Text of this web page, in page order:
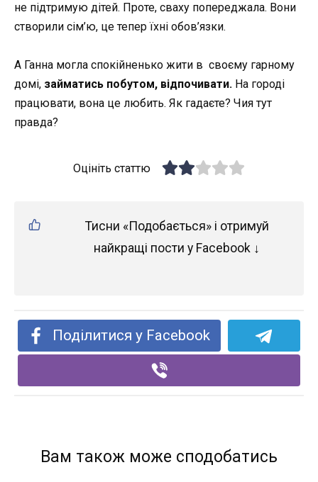
не підтримую дітей. Проте, сваху попереджала. Вони
створили сім’ю, це тепер їхні обов’язки.
А Ганна могла спокійненько жити в своєму гарному
домі, займатись побутом, відпочивати. На городі
працювати, вона це любить. Як гадаєте? Чия тут
правда?
Оцініть статтю
Тисни «Подобається» і отримуй
найкращі пости у Facebook ↓
Поділитися у Facebook
Вам також може сподобатись